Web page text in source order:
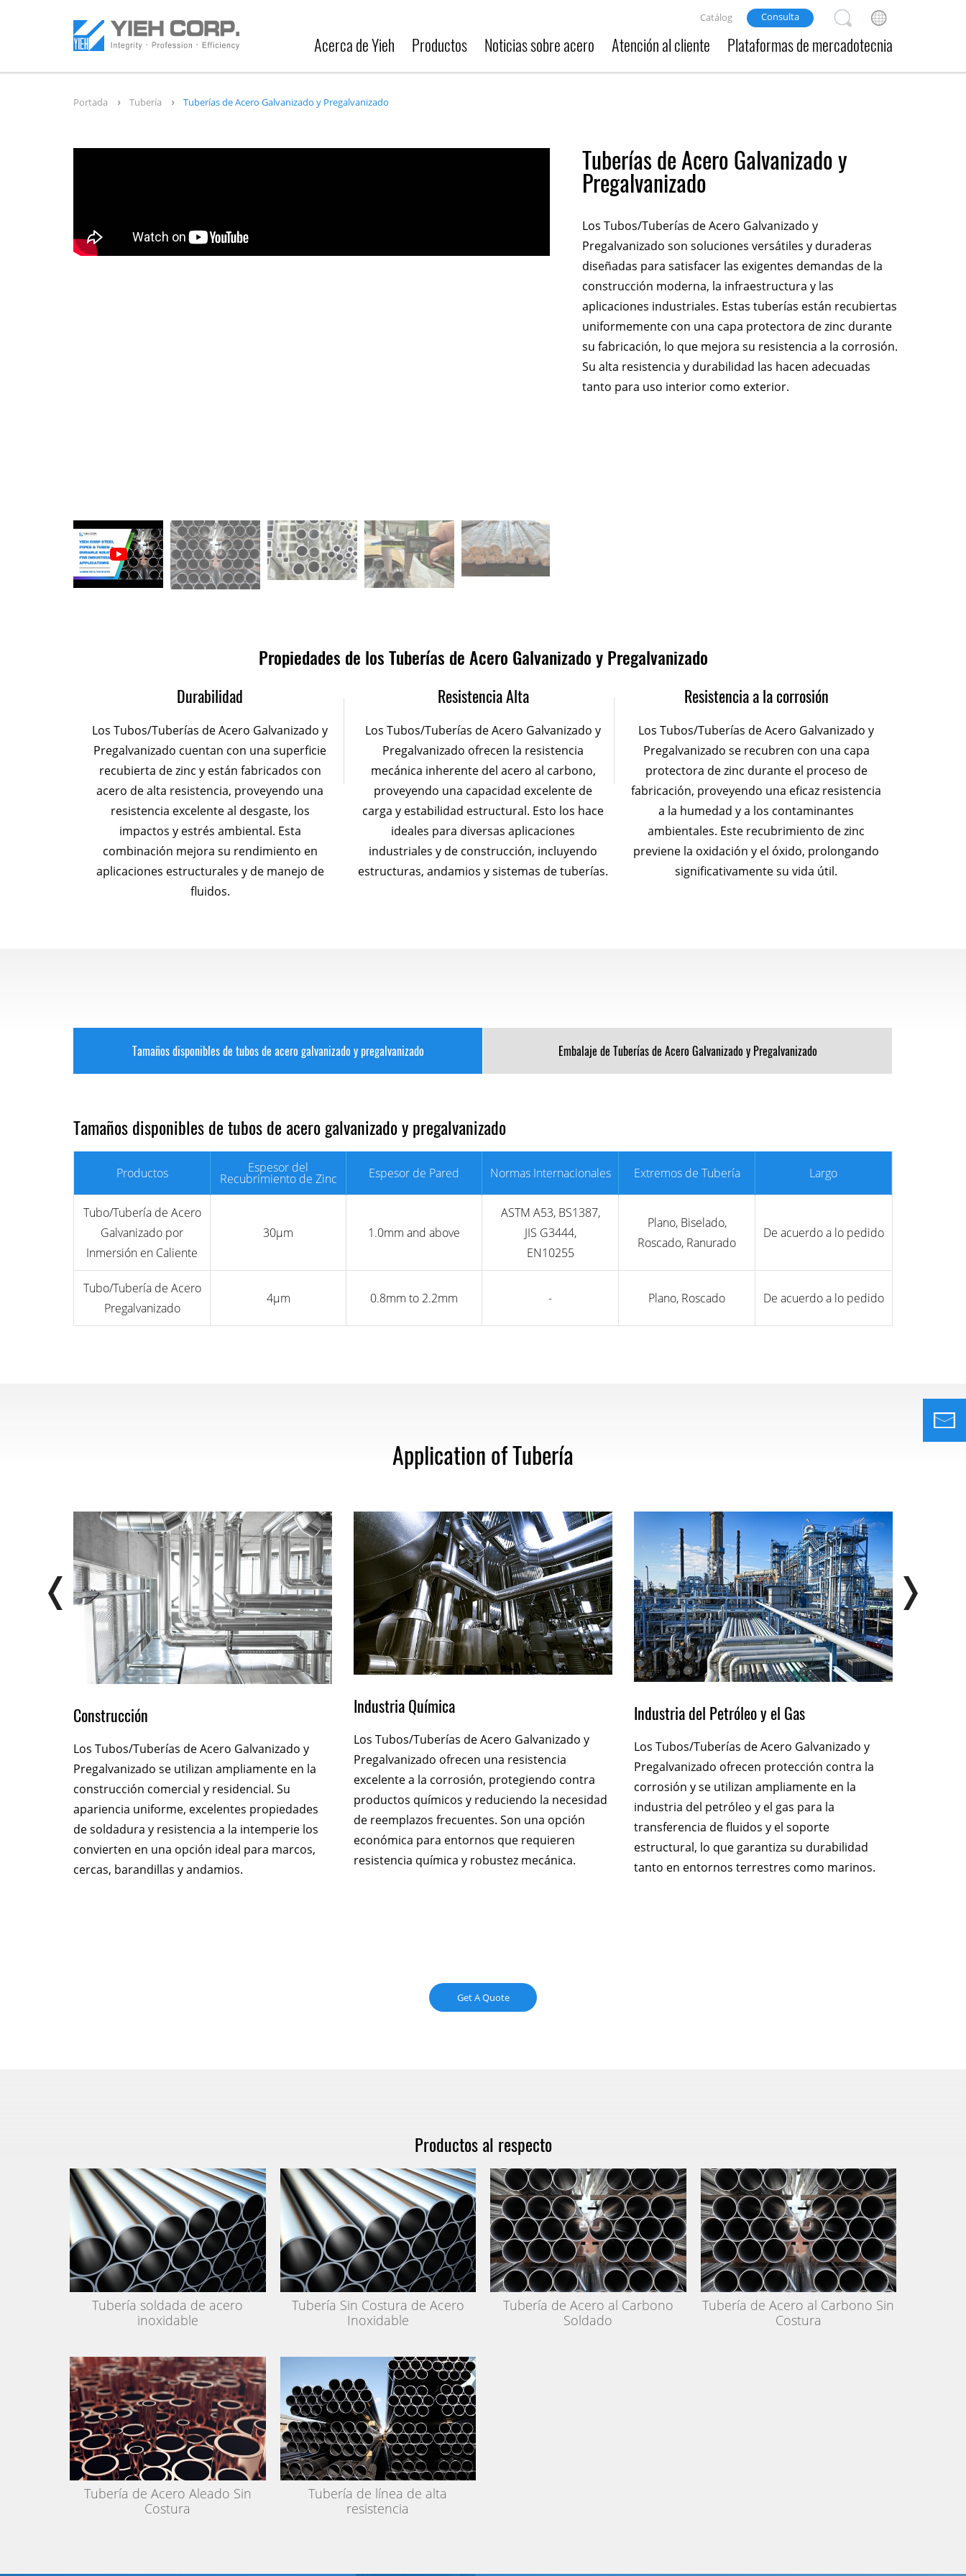
Acerca de Yieh Productos Noticias sobre acero Atención al cliente Plataformas de mercadotecnia
Catálog Consulta
Portada Tubería Tuberías de Acero Galvanizado y Pregalvanizado
Tuberías de Acero Galvanizado y
Pregalvanizado
Los Tubos/Tuberías de Acero Galvanizado y
Pregalvanizado son soluciones versátiles y duraderas
diseñadas para satisfacer las exigentes demandas de la
construcción moderna, la infraestructura y las
aplicaciones industriales. Estas tuberías están recubiertas
uniformemente con una capa protectora de zinc durante
su fabricación, lo que mejora su resistencia a la corrosión.
Su alta resistencia y durabilidad las hacen adecuadas
tanto para uso interior como exterior.
Propiedades de los Tuberías de Acero Galvanizado y Pregalvanizado
Durabilidad
Los Tubos/Tuberías de Acero Galvanizado y
Pregalvanizado cuentan con una superficie
recubierta de zinc y están fabricados con
acero de alta resistencia, proveyendo una
resistencia excelente al desgaste, los
impactos y estrés ambiental. Esta
combinación mejora su rendimiento en
aplicaciones estructurales y de manejo de
fluidos.
Resistencia Alta
Los Tubos/Tuberías de Acero Galvanizado y
Pregalvanizado ofrecen la resistencia
mecánica inherente del acero al carbono,
proveyendo una capacidad excelente de
carga y estabilidad estructural. Esto los hace
ideales para diversas aplicaciones
industriales y de construcción, incluyendo
estructuras, andamios y sistemas de tuberías.
Resistencia a la corrosión
Los Tubos/Tuberías de Acero Galvanizado y
Pregalvanizado se recubren con una capa
protectora de zinc durante el proceso de
fabricación, proveyendo una eficaz resistencia
a la humedad y a los contaminantes
ambientales. Este recubrimiento de zinc
previene la oxidación y el óxido, prolongando
significativamente su vida útil.
Tamaños disponibles de tubos de acero galvanizado y pregalvanizado Embalaje de Tuberías de Acero Galvanizado y Pregalvanizado
Tamaños disponibles de tubos de acero galvanizado y pregalvanizado
Productos Espesor del
Recubrimiento de Zinc Espesor de Pared Normas Internacionales Extremos de Tubería Largo
Tubo/Tubería de Acero
Galvanizado por
Inmersión en Caliente
30μm 1.0mm and above
ASTM A53, BS1387,
JIS G3444,
EN10255
Plano, Biselado,
Roscado, Ranurado
De acuerdo a lo pedido
Tubo/Tubería de Acero
Pregalvanizado
4μm 0.8mm to 2.2mm - Plano, Roscado De acuerdo a lo pedido
Application of Tubería
Construcción
Los Tubos/Tuberías de Acero Galvanizado y
Pregalvanizado se utilizan ampliamente en la
construcción comercial y residencial. Su
apariencia uniforme, excelentes propiedades
de soldadura y resistencia a la intemperie los
convierten en una opción ideal para marcos,
cercas, barandillas y andamios.
Industria Química
Los Tubos/Tuberías de Acero Galvanizado y
Pregalvanizado ofrecen una resistencia
excelente a la corrosión, protegiendo contra
productos químicos y reduciendo la necesidad
de reemplazos frecuentes. Son una opción
económica para entornos que requieren
resistencia química y robustez mecánica.
Industria del Petróleo y el Gas
Los Tubos/Tuberías de Acero Galvanizado y
Pregalvanizado ofrecen protección contra la
corrosión y se utilizan ampliamente en la
industria del petróleo y el gas para la
transferencia de fluidos y el soporte
estructural, lo que garantiza su durabilidad
tanto en entornos terrestres como marinos.
Get A Quote
Productos al respecto
Tubería soldada de acero
inoxidable
Tubería Sin Costura de Acero
Inoxidable
Tubería de Acero al Carbono
Soldado
Tubería de Acero al Carbono Sin
Costura
Tubería de Acero Aleado Sin
Costura
Tubería de línea de alta
resistencia